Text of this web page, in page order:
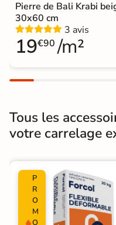
Pierre de Bali Krabi
30x60 cm
3 avis
19€90 /m²
Tous les
votre carrelage
P
R
O
M
O